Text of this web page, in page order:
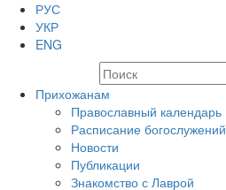
РУС
УКР
ENG
Прихожанам
Православный календарь
Расписание богослужений
Новости
Публикации
Знакомство с Лаврой